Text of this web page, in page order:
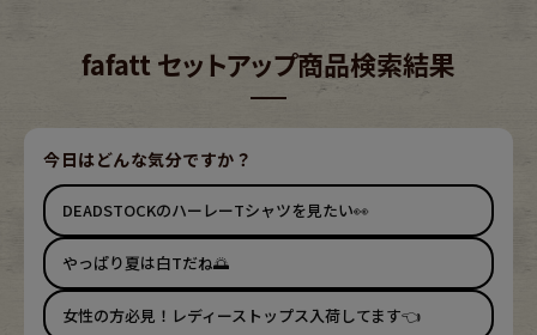
お気に入り マイページ
店舗紹介 特集一覧
ブランドから探す スタッフコーディネート
fafatt セットアップ商品検索結果
今日はどんな気分ですか？
DEADSTOCKのハーレーTシャツを見たい👀
やっぱり夏は白Tだね🌅
女性の方必見！レディーストップス入荷してます👈